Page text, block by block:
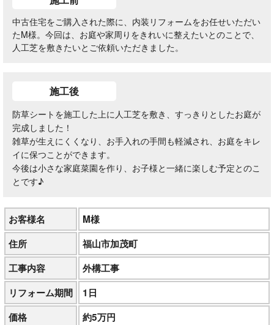
中古住宅をご購入された際に、内装リフォームをお任せいただい
たM様。今回は、お庭や家周りをきれいに整えたいとのことで、
人工芝を敷きたいとご依頼いただきました。
施工後
防草シートを施工した上に人工芝を敷き、すっきりとしたお庭が
完成しました！
雑草が生えにくくなり、お手入れの手間も軽減され、お庭をキレ
イに保つことができます。
今後は小さな家庭菜園を作り、お子様と一緒に楽しむ予定とのこ
とです♪
お客様名
M様
住所
福山市加茂町
工事内容
外構工事
リフォーム期間
1日
価格
約5万円